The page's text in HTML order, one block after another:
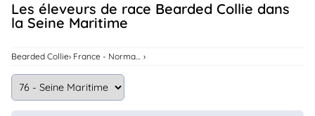
Chiens
Services
..
Assurances
Les éleveurs de race Bearded Collie dans
la Seine Maritime
Bearded Collie France - Normandie